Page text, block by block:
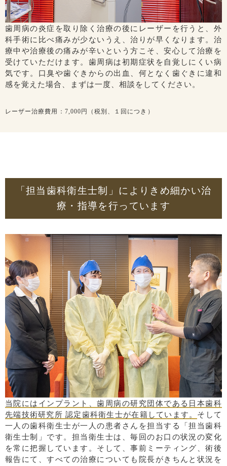
歯周病の炎症を取り除く治療の後にレーザーを行うと、外
科手術に比べ痛みが少ないうえ、治りが早くなります。治
療中や治療後の痛みが辛いという方こそ、安心して治療を
受けていただけます。歯周病は初期症状を自覚しにくい病
気です。口臭や歯ぐきからの出血、何となく歯ぐきに違和
感を覚えた場合、まずは一度、相談をしてください。
レーザー治療費用：7,000円（税別、１回につき）
「担当歯科衛生士制」によりきめ細かい治
療・指導を行っています
当院にはインプラント、歯周病の研究団体である日本歯科
先端技術研究所 認定歯科衛生士が在籍しています。 そして
一人の歯科衛生士が一人の患者さんを担当する「担当歯科
衛生士制」です。担当衛生士は、毎回のお口の状況の変化
を常に把握しています。そして、事前ミーティング、術後
報告にて、すべての治療についても院長がきちんと状況を